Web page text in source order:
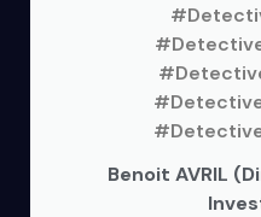
Benoit AVRIL